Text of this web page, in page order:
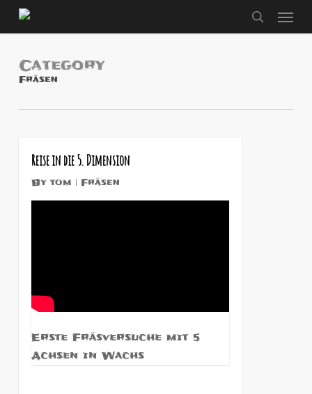
Skip
content
search
Category
Fräsen
Reise in die 5. Dimension
By tom Fräsen
Erste Fräsversuche mit 5
Achsen in Wachs